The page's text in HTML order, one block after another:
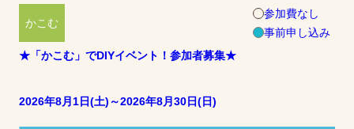
かこむ
参加費なし
事前申し込み
★「かこむ」でDIYイベント！参加者募集★
2026年8月1日(土)～2026年8月30日(日)